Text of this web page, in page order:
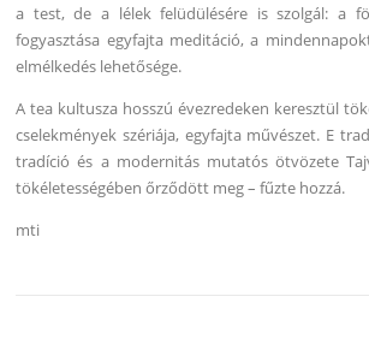
a test, de a lélek felüdülésére is szolgál: a
fogyasztása egyfajta meditáció, a
elmélkedés lehetősége.
A tea kultusza hosszú évezredeken keresztül
cselekmények szériája, egyfajta művészet. E
tradíció és a modernitás mutatós ötvözete
tökéletességében őrződött meg – fűzte hozzá.
mti